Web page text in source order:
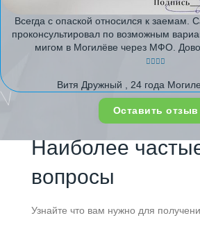
Всегда с опаской относился к заемам.
проконсультировал по возможным
мигом в Могилёве через МФО.
Витя Дружный , 24 года
Оставить отзыв
Наиболее
вопросы
Узнайте что вам нужно для